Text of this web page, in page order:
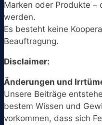
Marken oder Produkte –
werden.
Es besteht keine
Beauftragung.
Disclaimer:
Änderungen und
Unsere Beiträge
bestem Wissen und
vorkommen, dass sich